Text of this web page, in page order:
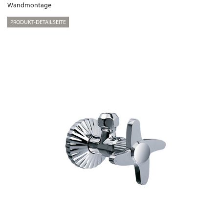
Wandmontage
PRODUKT-DETAILSEITE